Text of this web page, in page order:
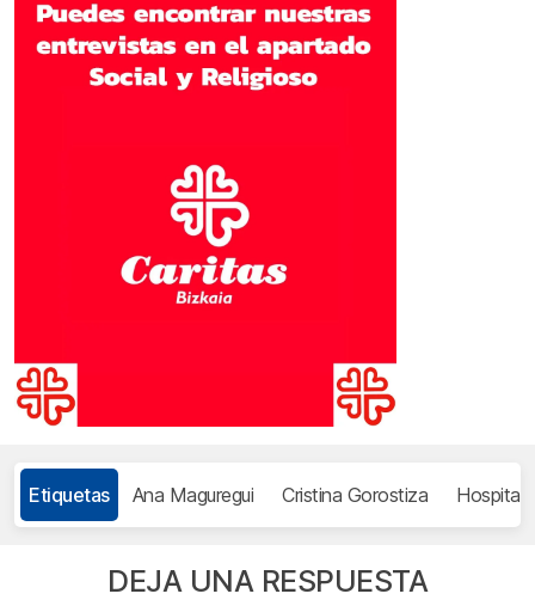
Etiquetas Ana Maguregui Cristina Gorostiza
DEJA UNA RESPUESTA